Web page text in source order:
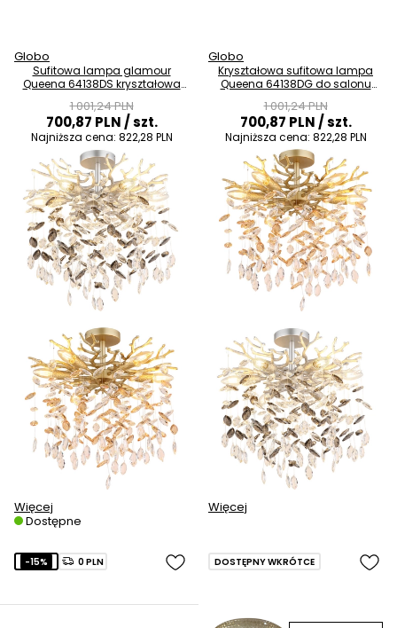
Globo
Sufitowa lampa glamour
Queena 64138DS kryształowa
1 001,24 PLN
700,87 PLN/ szt.
Najniższa cena: 822,28 PLN
Więcej
Dostępne
Globo
Kryształowa sufitowa lampa
Queena 64138DG do salonu
1 001,24 PLN
700,87 PLN/ szt.
Najniższa cena: 822,28 PLN
Więcej
-15% 0 PLN DOSTĘPNY WKRÓTCE